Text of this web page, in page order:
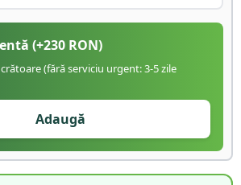
(+230 RON)
(fără serviciu urgent: 3-5 zile
Adaugă